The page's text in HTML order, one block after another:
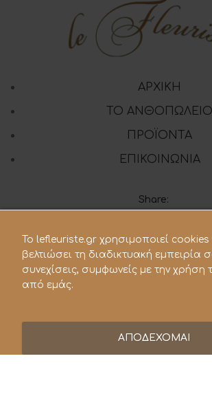
ΑΡΧΙΚΗ
ΤΟ ΑΝΘΟΠΩΛΕΙΟ
ΠΡΟΪΟΝΤΑ
ΕΠΙΚΟΙΝΩΝΙΑ
Share:
210 28.21.119
lefleuriste@hotmail.gr
To lefleuriste.gr χρησιμοποιεί cookies
βελτιώσει τη διαδικτυακή εμπειρία
συνεχίσεις, συμφωνείς με την χρήση
από εμάς.
ΑΠΟΔΕΧΟΜΑΙ